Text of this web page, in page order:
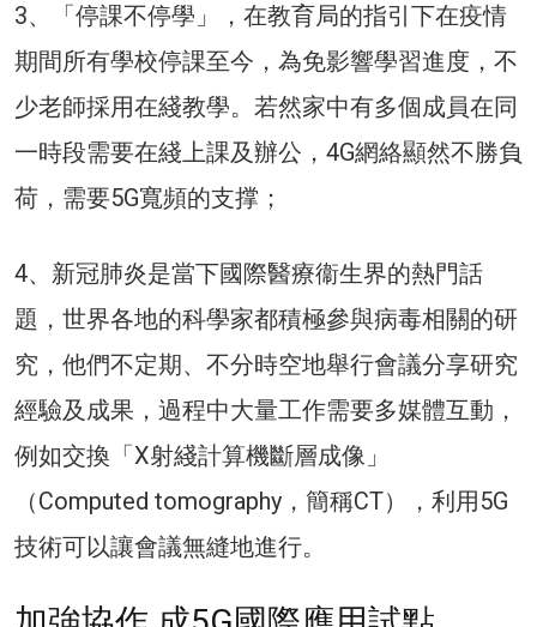
3、「停課不停學」，在教育局的指引下在疫情
期間所有學校停課至今，為免影響學習進度，不
少老師採用在綫教學。若然家中有多個成員在同
一時段需要在綫上課及辦公，4G網絡顯然不勝負
荷，需要5G寬頻的支撑；
4、新冠肺炎是當下國際醫療衞生界的熱門話
題，世界各地的科學家都積極參與病毒相關的研
究，他們不定期、不分時空地舉行會議分享研究
經驗及成果，過程中大量工作需要多媒體互動，
例如交換「X射綫計算機斷層成像」
（Computed tomography，簡稱CT），利用5G
技術可以讓會議無縫地進行。